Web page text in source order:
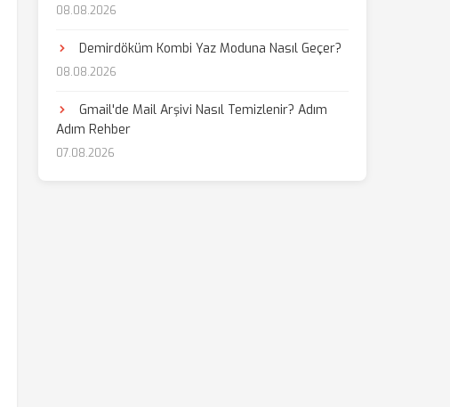
08.08.2026
Demirdöküm Kombi Yaz Moduna Nasıl Geçer?
08.08.2026
Gmail'de Mail Arşivi Nasıl Temizlenir? Adım
Adım Rehber
07.08.2026